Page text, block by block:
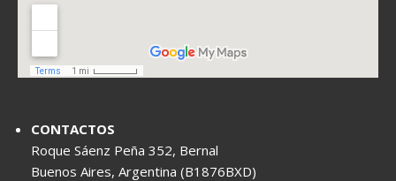
CONTACTOS
Roque Sáenz Peña 352, Bernal
Buenos Aires, Argentina (B1876BXD)